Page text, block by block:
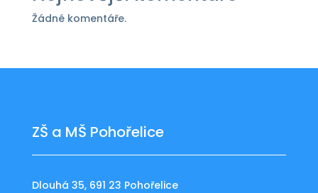
Žádné komentáře.
ZŠ a MŠ Pohořelice
Dlouhá 35, 691 23 Pohořelice